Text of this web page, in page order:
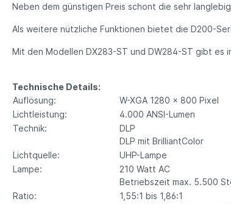
Neben dem günstigen Preis schont die sehr
Als weitere nützliche Funktionen bietet die D200-
Mit den Modellen DX283-ST und DW284-ST gibt es
Technische Details:
Auflösung:
W-XGA 1280 x 800 Pixel
Lichtleistung:
4.000 ANSI-Lumen
Technik:
DLP
DLP mit BrilliantColor
Lichtquelle:
UHP-Lampe
Lampe:
210 Watt AC
Betriebszeit max. 5.500
Ratio:
1,55:1 bis 1,86:1